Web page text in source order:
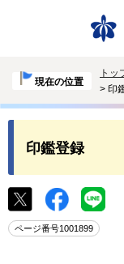
現在の位置
トッ
> 印
印鑑登録
ページ番号1001899